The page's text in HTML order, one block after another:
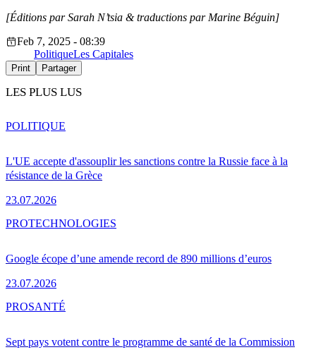
[Éditions par Sarah N’tsia & traductions par Marine Béguin]
Feb 7, 2025 - 08:39
PolitiqueLes Capitales
Print Partager
LES PLUS LUS
L'UE accepte d'assouplir les sanctions contre la Russie face à la
résistance de la Grèce
23.07.2026
POLITIQUE
Google écope d’une amende record de 890 millions d’euros
23.07.2026
PROTECHNOLOGIES
Sept pays votent contre le programme de santé de la Commission
PROSANTÉ